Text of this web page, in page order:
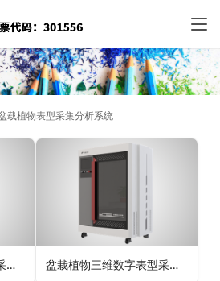
载植物表型采集分析系统
盆栽植物二维数字表型采集分析系统 盆栽植物三维数字表型采集分析系统